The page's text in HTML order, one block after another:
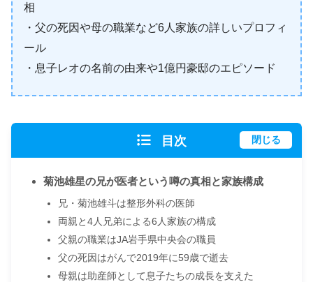
相
・父の死因や母の職業など6人家族の詳しいプロフィ
ール
・息子レオの名前の由来や1億円豪邸のエピソード
目次 閉じる
菊池雄星の兄が医者という噂の真相と家族構成
兄・菊池雄斗は整形外科の医師
両親と4人兄弟による6人家族の構成
父親の職業はJA岩手県中央会の職員
父の死因はがんで2019年に59歳で逝去
母親は助産師として息子たちの成長を支えた